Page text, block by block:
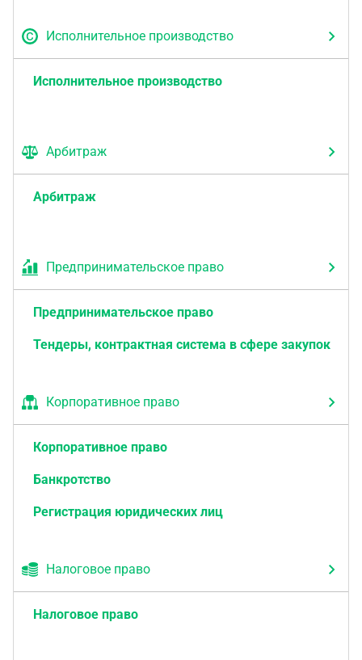
Исполнительное производство
Исполнительное производство
Арбитраж
Арбитраж
Предпринимательское право
Предпринимательское право
Тендеры, контрактная система в сфере закупок
Корпоративное право
Корпоративное право
Банкротство
Регистрация юридических лиц
Налоговое право
Налоговое право